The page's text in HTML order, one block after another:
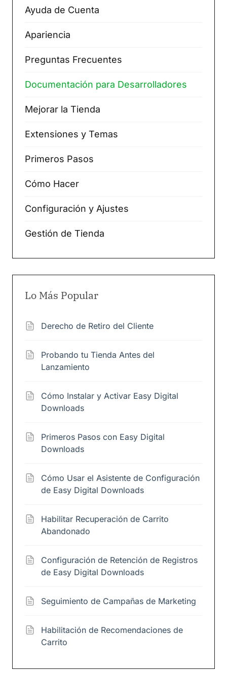
Ayuda de Cuenta
Apariencia
Preguntas Frecuentes
Documentación para Desarrolladores
Mejorar la Tienda
Extensiones y Temas
Primeros Pasos
Cómo Hacer
Configuración y Ajustes
Gestión de Tienda
Lo Más Popular
Derecho de Retiro del Cliente
Probando tu Tienda Antes del
Lanzamiento
Cómo Instalar y Activar Easy Digital
Downloads
Primeros Pasos con Easy Digital
Downloads
Cómo Usar el Asistente de Configuración
de Easy Digital Downloads
Habilitar Recuperación de Carrito
Abandonado
Configuración de Retención de Registros
de Easy Digital Downloads
Seguimiento de Campañas de Marketing
Habilitación de Recomendaciones de
Carrito